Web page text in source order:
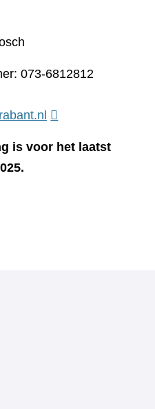
073-6812812
is voor het laatst